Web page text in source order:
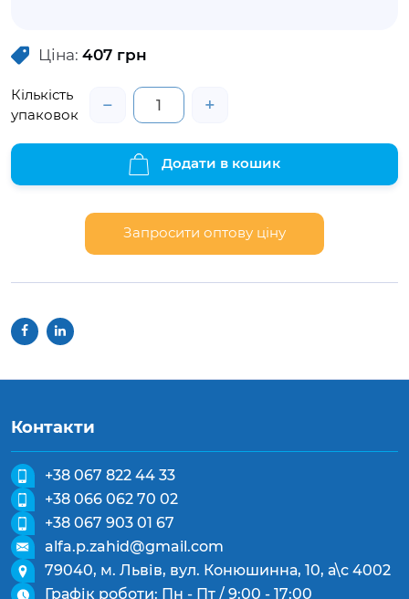
Ціна: 407 грн
Кількість
упаковок
− +
Додати в кошик
Запросити оптову ціну
Контакти
+38 067 822 44 33
+38 066 062 70 02
+38 067 903 01 67
alfa.p.zahid@gmail.com
79040, м. Львів, вул. Конюшинна, 10, а\с 4002
Графік роботи: Пн - Пт / 9:00 - 17:00